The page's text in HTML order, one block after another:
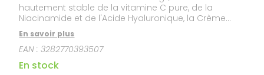
hautement stable de la vitamine C pure, de la
Niacinamide et de l'Acide Hyaluronique, la Crème
intensive éclat corrige les rides, unifie et illumine le
teint.
En savoir plus
EAN :3282770393507
En stock